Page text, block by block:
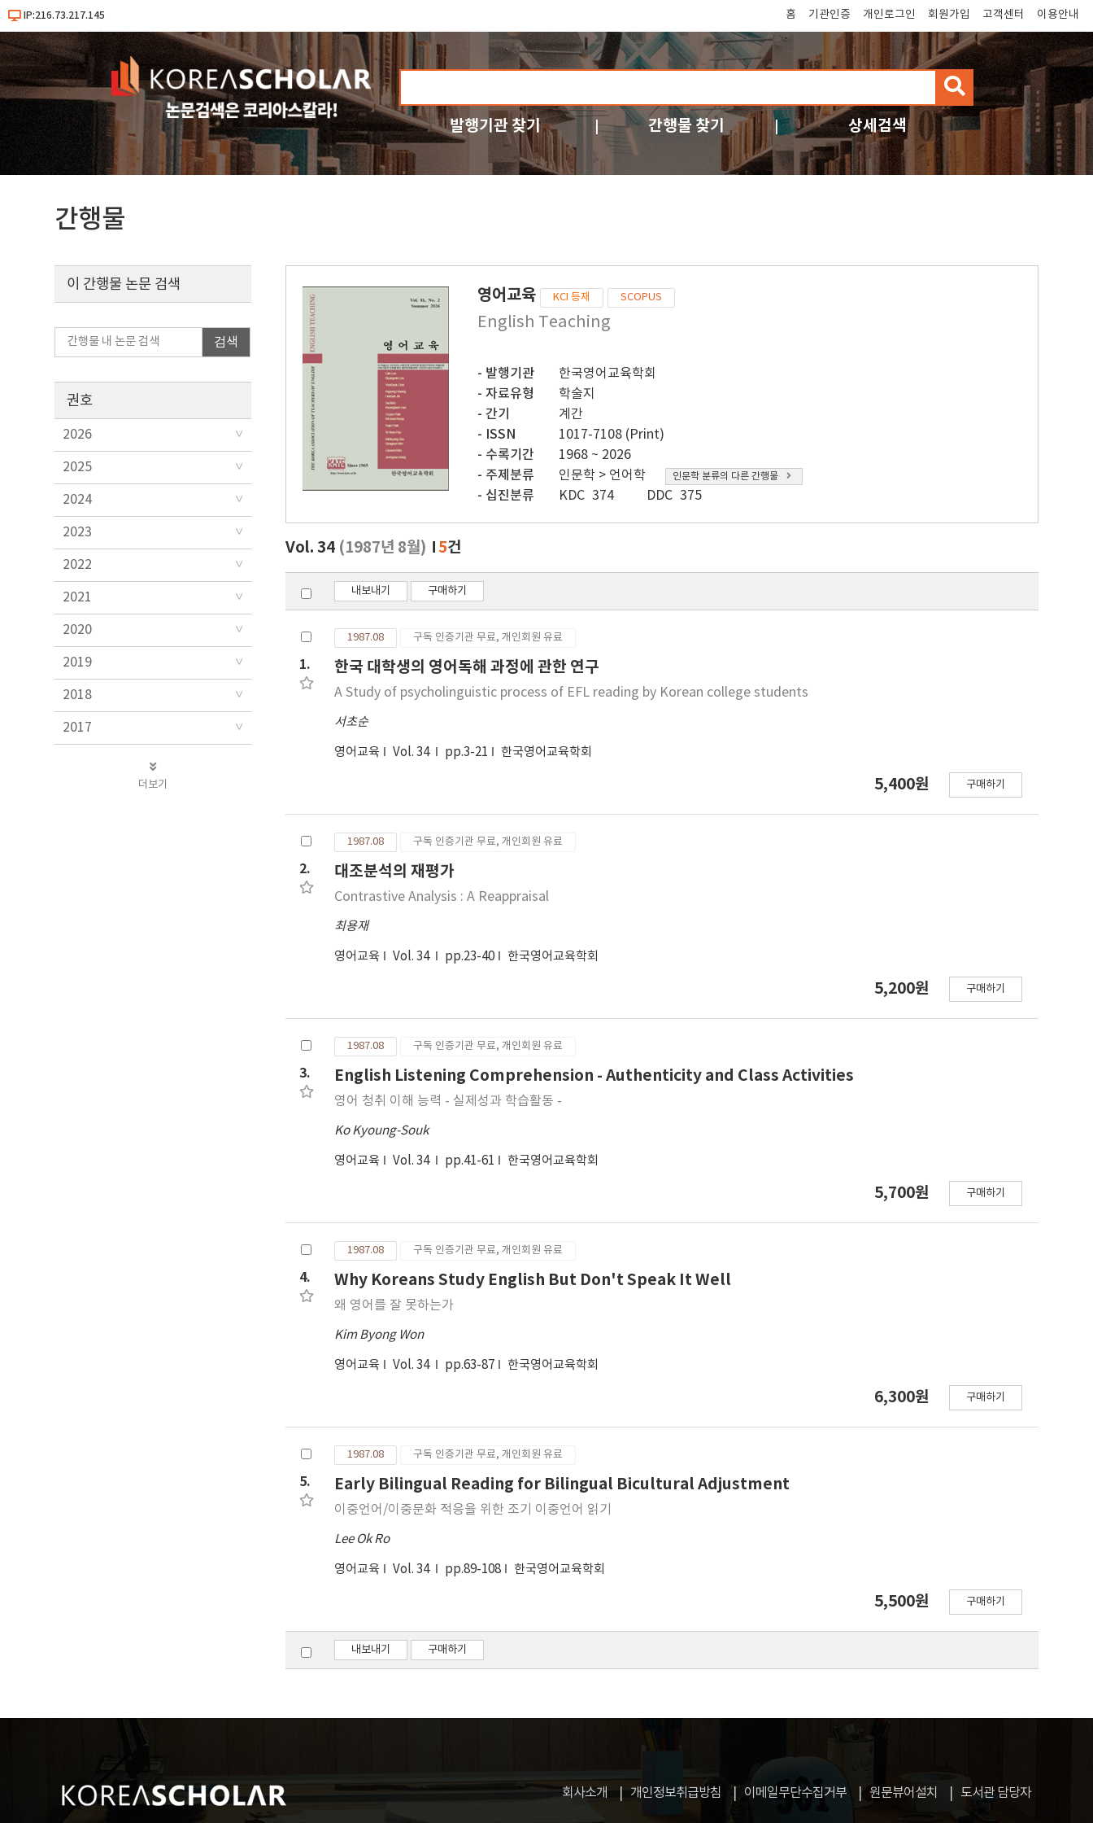
IP:216.73.217.145 홈 기관인증 개인로그인 회원가입 고객센터 이용안내
검
색
발행기관 찾기 간행물 찾기 상세검색
간행물
영어교육 KCI 등재 SCOPUS
English Teaching
발행기관
한국영어교육학회
자료유형
학술지
간기
계간
ISSN
1017-7108 (Print)
수록기간
1968 ~ 2026
주제분류
인문학 > 언어학 인문학 분류의 다른 간행물
십진분류 KDC 374 DDC 375
이 간행물 논문 검색
검색
권호
2026
2025
2024
2023
2022
2021
2020
2019
2018
2017
더보기
Vol. 34 (1987년 8월) 5건
내보내기 구매하기
1.
1987.08 구독 인증기관 무료, 개인회원 유료
한국 대학생의 영어독해 과정에 관한 연구
A Study of psycholinguistic process of EFL reading by Korean college students
서초순
영어교육 Vol. 34 pp.3-21 한국영어교육학회
5,400원 구매하기
2.
1987.08 구독 인증기관 무료, 개인회원 유료
대조분석의 재평가
Contrastive Analysis : A Reappraisal
최용재
영어교육 Vol. 34 pp.23-40 한국영어교육학회
5,200원 구매하기
3.
1987.08 구독 인증기관 무료, 개인회원 유료
English Listening Comprehension - Authenticity and Class Activities
영어 청취 이해 능력 - 실제성과 학습활동 -
Ko Kyoung-Souk
영어교육 Vol. 34 pp.41-61 한국영어교육학회
5,700원 구매하기
4.
1987.08 구독 인증기관 무료, 개인회원 유료
Why Koreans Study English But Don't Speak It Well
왜 영어를 잘 못하는가
Kim Byong Won
영어교육 Vol. 34 pp.63-87 한국영어교육학회
6,300원 구매하기
5.
1987.08 구독 인증기관 무료, 개인회원 유료
Early Bilingual Reading for Bilingual Bicultural Adjustment
이중언어/이중문화 적응을 위한 조기 이중언어 읽기
Lee Ok Ro
영어교육 Vol. 34 pp.89-108 한국영어교육학회
5,500원 구매하기
내보내기 구매하기
회사소개 개인정보취급방침 이메일무단수집거부 원문뷰어설치 도서관 담당자